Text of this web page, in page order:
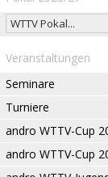
Veranstaltungen
Seminare
Turniere
andro WTTV-Cup
andro WTTV-Cup